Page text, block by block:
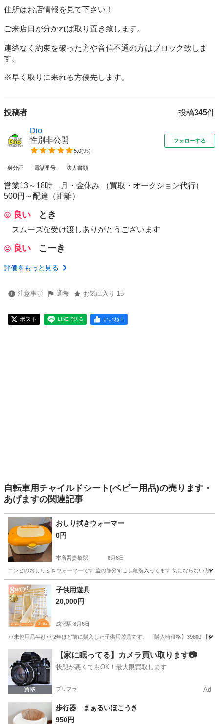
住所はお店情報を見て下さい！
ご来店日が分かれば取り置き致します。
連絡なく約束を破った方や音信不通の方はブロック致しま
す。
※早く取りに来れる方優先します。
投稿者 投稿345件
Dio
性別非公開
5.0(95)
フォローする
身分証 電話番号 法人書類
営業13～18時 月・金休み （買取・オークション代行）
500円～配達（距離）
良い とき
スムーズな受け渡しありがとうございます
良い こーき
評価をもっと見る
注意事項 通報 お気に入り 15
ポスト LINEで送る いいね！
自転車用チャイルドシート(ベビー用品)の売ります・
あげますの関連記事
おしり拭きウォーマー
0円
本所吾妻橋駅 8月6日
コンビのおしりふきウォーマーです 蓋の部分すこし亀裂入ってます 気にならない方
東京 墨田区 本所吾妻橋駅
子供用遊具
20,000円
成瀬駅 8月6日
⭐︎⭐︎未使用品半額⭐︎⭐︎ 2年ほど前に購入した子供用遊具です。 【購入時価格】
町田市 成瀬駅 キッズ用品 状態
【家に眠ってる】カメラ買い取ります📷
状態が悪くてもOK！最大限買取します
プリフラ Ad
歩行器 まぁるいほこうき
950円